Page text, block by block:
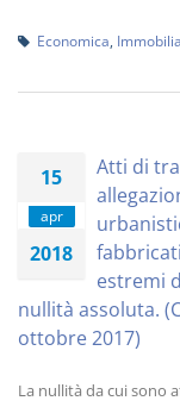
Economica
15
apr
2018
Atti di
estremi
nullità assoluta.
ottobre 2017)
La nullità da cui sono